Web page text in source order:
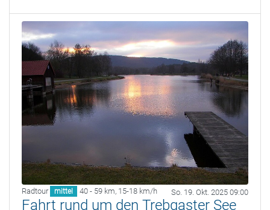
Radtour mittel 40 - 59 km, 15-18 km/h So. 19. Okt. 2025 09:00
Fahrt rund um den Trebgaster See